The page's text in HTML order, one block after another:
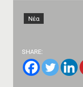
Νέα
SHARE: